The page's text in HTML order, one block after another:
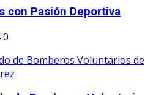
con Pasión Deportiva
0